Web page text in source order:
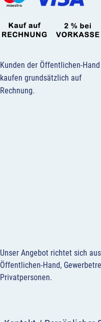
Kunden der Öffentlichen-Hand
kaufen grundsätzlich auf
Rechnung.
Unser Angebot richtet sich
Öffentlichen-Hand,
Privatpersonen.